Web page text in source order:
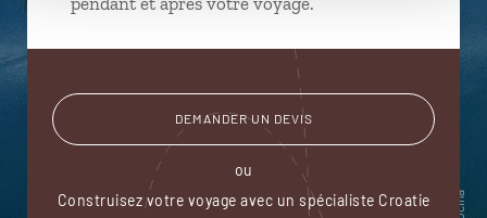
DEMANDER UN DEVIS
ou
Construisez votre voyage avec un spécialiste Croatie